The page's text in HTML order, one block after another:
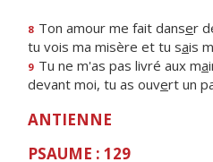
8 Ton amour me fait danser
tu vois ma misère et tu sais
9 Tu ne m'as pas livré aux ma
devant moi, tu as ouvert un
ANTIENNE
PSAUME : 129